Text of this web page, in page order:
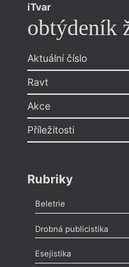
iTvar
obtýdeník
Aktuální číslo
Ravt
Akce
Příležitosti
Rubriky
Beletrie
Poezie,Próza,
Drobná publicistika
Odlesk
Nekrolog,Glosa,
Esejistika